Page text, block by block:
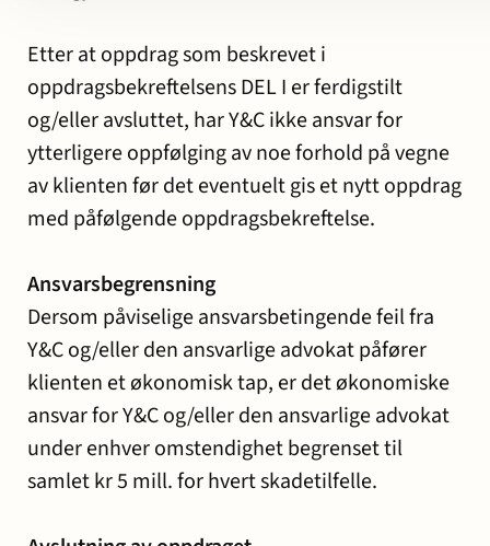
Etter at oppdrag som beskrevet i
oppdragsbekreftelsens DEL I er ferdigstilt
og/eller avsluttet, har Y&C ikke ansvar for
ytterligere oppfølging av noe forhold på vegne
av klienten før det eventuelt gis et nytt oppdrag
med påfølgende oppdragsbekreftelse.
Ansvarsbegrensning
Dersom påviselige ansvarsbetingende feil fra
Y&C og/eller den ansvarlige advokat påfører
klienten et økonomisk tap, er det økonomiske
ansvar for Y&C og/eller den ansvarlige advokat
under enhver omstendighet begrenset til
samlet kr 5 mill. for hvert skadetilfelle.